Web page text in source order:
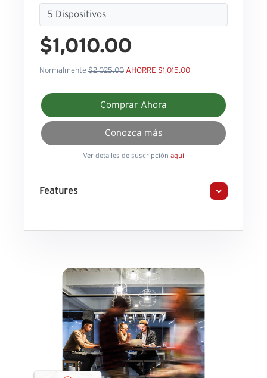
$1,010.00
Normalmente $2,025.00 AHORRE $1,015.00
Comprar Ahora
Conozca más
Ver detalles de suscripción aquí
Features